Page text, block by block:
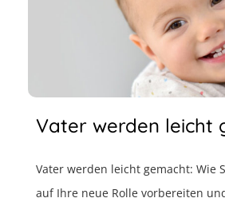
Vater werden leicht
Vater werden leicht gemacht: Wie
auf Ihre neue Rolle vorbereiten